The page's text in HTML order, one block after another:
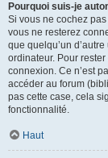
Pourquoi suis-je
Si vous ne cochez
vous ne resterez
que quelqu’un
ordinateur. Pour
connexion. Ce n’est
accéder au forum
pas cette case, cela
fonctionnalité.
Haut